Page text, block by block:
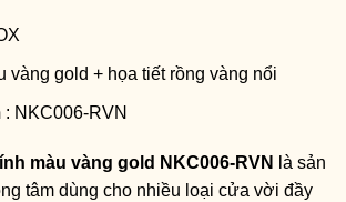
vàng gold + họa tiết rồng vàng nổi
: NKC006-RVN
màu vàng gold NKC006-RVN
là sản
tâm dùng cho nhiều loại cửa vời đầy